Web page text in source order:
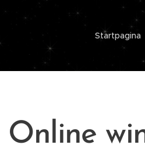
Startpagina
Online